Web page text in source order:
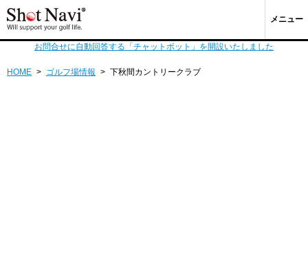
メニュー
お問合せに自動回答する「チャットボット」を開設いたしました
HOME > ゴルフ場情報 > 下秋間カントリークラブ